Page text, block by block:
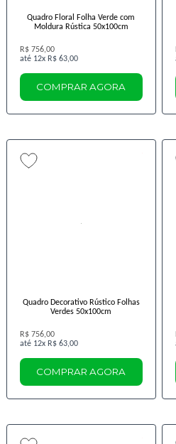
Quadro Floral Folha Verde com
Moldura Rústica 50x100cm
R$ 756,00
12x R$ 63,00
COMPRAR AGORA
Quadro Decorativo Rústico Folhas
Verdes 50x100cm
R$ 756,00
12x R$ 63,00
COMPRAR AGORA